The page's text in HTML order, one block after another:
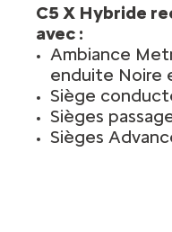
C5 X Hybride
avec :
Ambiance
enduite Noire
Siège
Sièges
Sièges